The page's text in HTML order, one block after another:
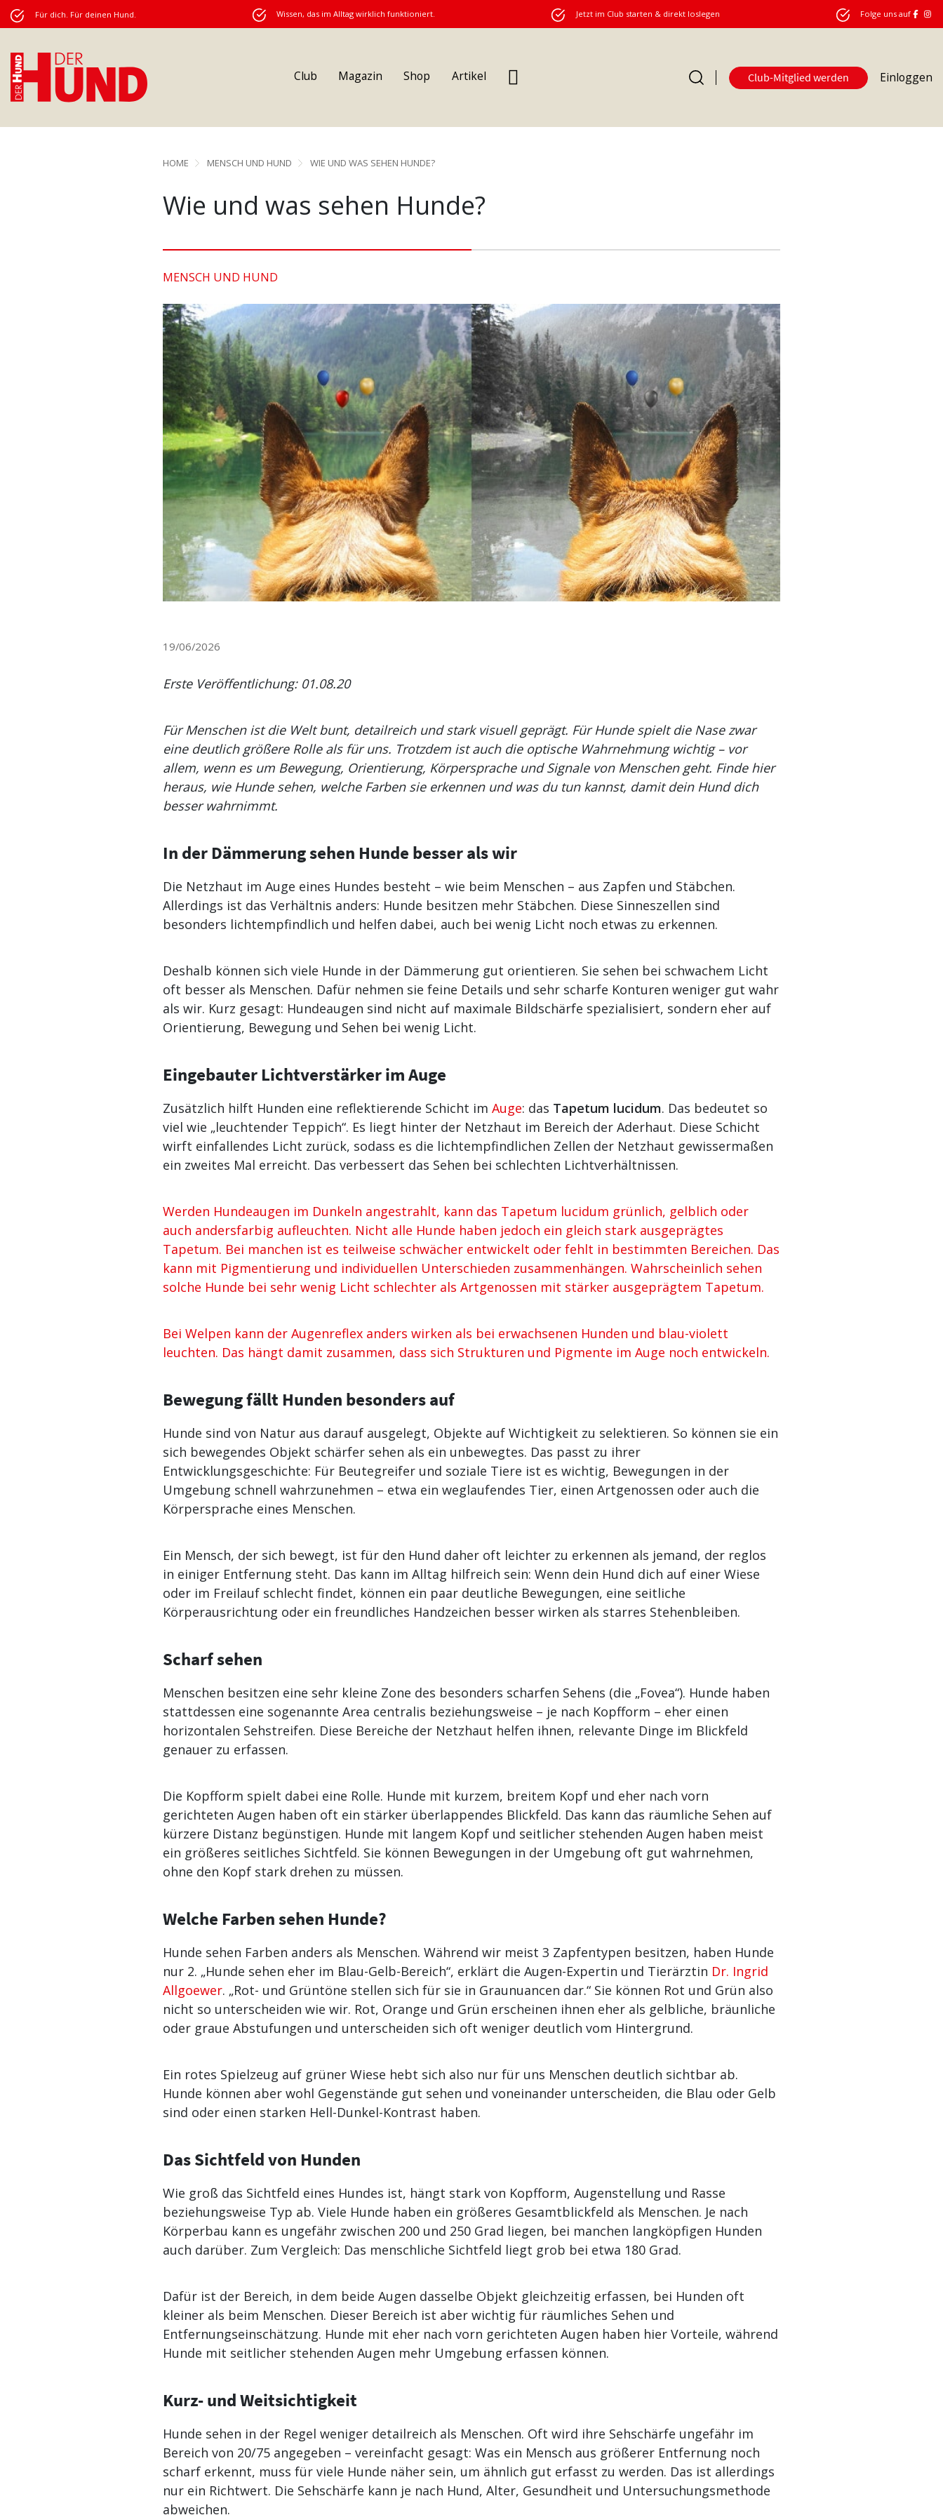
Für dich. Für deinen Hund. Wissen, das im Alltag wirklich funktioniert. Jetzt im Club starten & direkt loslegen Folge uns auf
Club Magazin Shop Artikel Club-Mitglied werden Einloggen
HOME MENSCH UND HUND WIE UND WAS SEHEN HUNDE?
Wie und was sehen Hunde?
MENSCH UND HUND
19/06/2026
Erste Veröffentlichung: 01.08.20
Für Menschen ist die Welt bunt, detailreich und stark visuell geprägt. Für Hunde spielt die Nase zwar
eine deutlich größere Rolle als für uns. Trotzdem ist auch die optische Wahrnehmung wichtig – vor
allem, wenn es um Bewegung, Orientierung, Körpersprache und Signale von Menschen geht. Finde hier
heraus, wie Hunde sehen, welche Farben sie erkennen und was du tun kannst, damit dein Hund dich
besser wahrnimmt.
In der Dämmerung sehen Hunde besser als wir
Die Netzhaut im Auge eines Hundes besteht – wie beim Menschen – aus Zapfen und Stäbchen.
Allerdings ist das Verhältnis anders: Hunde besitzen mehr Stäbchen. Diese Sinneszellen sind
besonders lichtempfindlich und helfen dabei, auch bei wenig Licht noch etwas zu erkennen.
Deshalb können sich viele Hunde in der Dämmerung gut orientieren. Sie sehen bei schwachem Licht
oft besser als Menschen. Dafür nehmen sie feine Details und sehr scharfe Konturen weniger gut wahr
als wir. Kurz gesagt: Hundeaugen sind nicht auf maximale Bildschärfe spezialisiert, sondern eher auf
Orientierung, Bewegung und Sehen bei wenig Licht.
Eingebauter Lichtverstärkerim Auge
Zusätzlich hilft Hunden eine reflektierende Schicht im Auge: das Tapetum lucidum. Das bedeutet so
viel wie „leuchtender Teppich“. Es liegt hinter der Netzhaut im Bereich der Aderhaut. Diese Schicht
wirft einfallendes Licht zurück, sodass es die lichtempfindlichen Zellen der Netzhaut gewissermaßen
ein zweites Mal erreicht. Das verbessert das Sehen bei schlechten Lichtverhältnissen.
Werden Hundeaugen im Dunkeln angestrahlt, kann das Tapetum lucidum grünlich, gelblich oder
auch andersfarbig aufleuchten. Nicht alle Hunde haben jedoch ein gleich stark ausgeprägtes
Tapetum. Bei manchen ist es teilweise schwächer entwickelt oder fehlt in bestimmten Bereichen. Das
kann mit Pigmentierung und individuellen Unterschieden zusammenhängen. Wahrscheinlich sehen
solche Hunde bei sehr wenig Licht schlechter als Artgenossen mit stärker ausgeprägtem Tapetum.
Bei Welpen kann der Augenreflex anders wirken als bei erwachsenen Hunden und blau-violett
leuchten. Das hängt damit zusammen, dass sich Strukturen und Pigmente im Auge noch entwickeln.
Bewegungfällt Hunden besonders auf
Hunde sind von Natur aus darauf ausgelegt, Objekte auf Wichtigkeit zu selektieren. So können sie ein
sich bewegendes Objekt schärfer sehen als ein unbewegtes. Das passt zu ihrer
Entwicklungsgeschichte: Für Beutegreifer und soziale Tiere ist es wichtig, Bewegungen in der
Umgebung schnell wahrzunehmen – etwa ein weglaufendes Tier, einen Artgenossen oder auch die
Körpersprache eines Menschen.
Ein Mensch, der sich bewegt, ist für den Hund daher oft leichter zu erkennen als jemand, der reglos
in einiger Entfernung steht. Das kann im Alltag hilfreich sein: Wenn dein Hund dich auf einer Wiese
oder im Freilauf schlecht findet, können ein paar deutliche Bewegungen, eine seitliche
Körperausrichtung oder ein freundliches Handzeichen besser wirken als starres Stehenbleiben.
Scharf sehen
Menschen besitzen eine sehr kleine Zone des besonders scharfen Sehens (die „Fovea“). Hunde haben
stattdessen eine sogenannte Area centralis beziehungsweise – je nach Kopfform – eher einen
horizontalen Sehstreifen. Diese Bereiche der Netzhaut helfen ihnen, relevante Dinge im Blickfeld
genauer zu erfassen.
Die Kopfform spielt dabei eine Rolle. Hunde mit kurzem, breitem Kopf und eher nach vorn
gerichteten Augen haben oft ein stärker überlappendes Blickfeld. Das kann das räumliche Sehen auf
kürzere Distanz begünstigen. Hunde mit langem Kopf und seitlicher stehenden Augen haben meist
ein größeres seitliches Sichtfeld. Sie können Bewegungen in der Umgebung oft gut wahrnehmen,
ohne den Kopf stark drehen zu müssen.
Welche Farben sehen Hunde?
Hunde sehen Farben anders als Menschen. Während wir meist 3 Zapfentypen besitzen, haben Hunde
nur 2. „Hunde sehen eher im Blau-Gelb-Bereich“, erklärt die Augen-Expertin und Tierärztin Dr. Ingrid
Allgoewer. „Rot- und Grüntöne stellen sich für sie in Graunuancen dar.“ Sie können Rot und Grün also
nicht so unterscheiden wie wir. Rot, Orange und Grün erscheinen ihnen eher als gelbliche, bräunliche
oder graue Abstufungen und unterscheiden sich oft weniger deutlich vom Hintergrund.
Ein rotes Spielzeug auf grüner Wiese hebt sich also nur für uns Menschen deutlich sichtbar ab.
Hunde können aber wohl Gegenstände gut sehen und voneinander unterscheiden, die Blau oder Gelb
sind oder einen starken Hell-Dunkel-Kontrast haben.
Das Sichtfeld von Hunden
Wie groß das Sichtfeld eines Hundes ist, hängt stark von Kopfform, Augenstellung und Rasse
beziehungsweise Typ ab. Viele Hunde haben ein größeres Gesamtblickfeld als Menschen. Je nach
Körperbau kann es ungefähr zwischen 200 und 250 Grad liegen, bei manchen langköpfigen Hunden
auch darüber. Zum Vergleich: Das menschliche Sichtfeld liegt grob bei etwa 180 Grad.
Dafür ist der Bereich, in dem beide Augen dasselbe Objekt gleichzeitig erfassen, bei Hunden oft
kleiner als beim Menschen. Dieser Bereich ist aber wichtig für räumliches Sehen und
Entfernungseinschätzung. Hunde mit eher nach vorn gerichteten Augen haben hier Vorteile, während
Hunde mit seitlicher stehenden Augen mehr Umgebung erfassen können.
Kurz- und Weitsichtigkeit
Hunde sehen in der Regel weniger detailreich als Menschen. Oft wird ihre Sehschärfe ungefähr im
Bereich von 20/75 angegeben – vereinfacht gesagt: Was ein Mensch aus größerer Entfernung noch
scharf erkennt, muss für viele Hunde näher sein, um ähnlich gut erfasst zu werden. Das ist allerdings
nur ein Richtwert. Die Sehschärfe kann je nach Hund, Alter, Gesundheit und Untersuchungsmethode
abweichen.